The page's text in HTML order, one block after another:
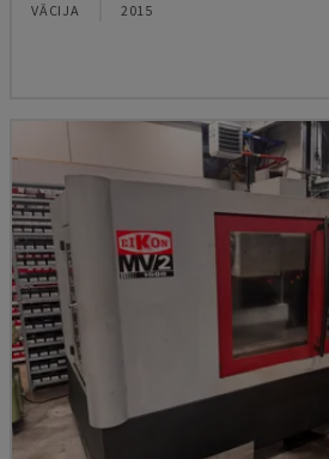
VĀCIJA 2015